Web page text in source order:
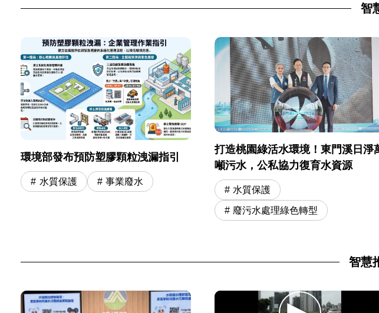
智
環境部發布預防塑膠顆粒洩漏指引
水質保護 事業廢水
打造桃園綠活水環境！東門溪日淨
噸污水，公私協力復育水資源
水質保護
廢污水處理綠色轉型
智慧